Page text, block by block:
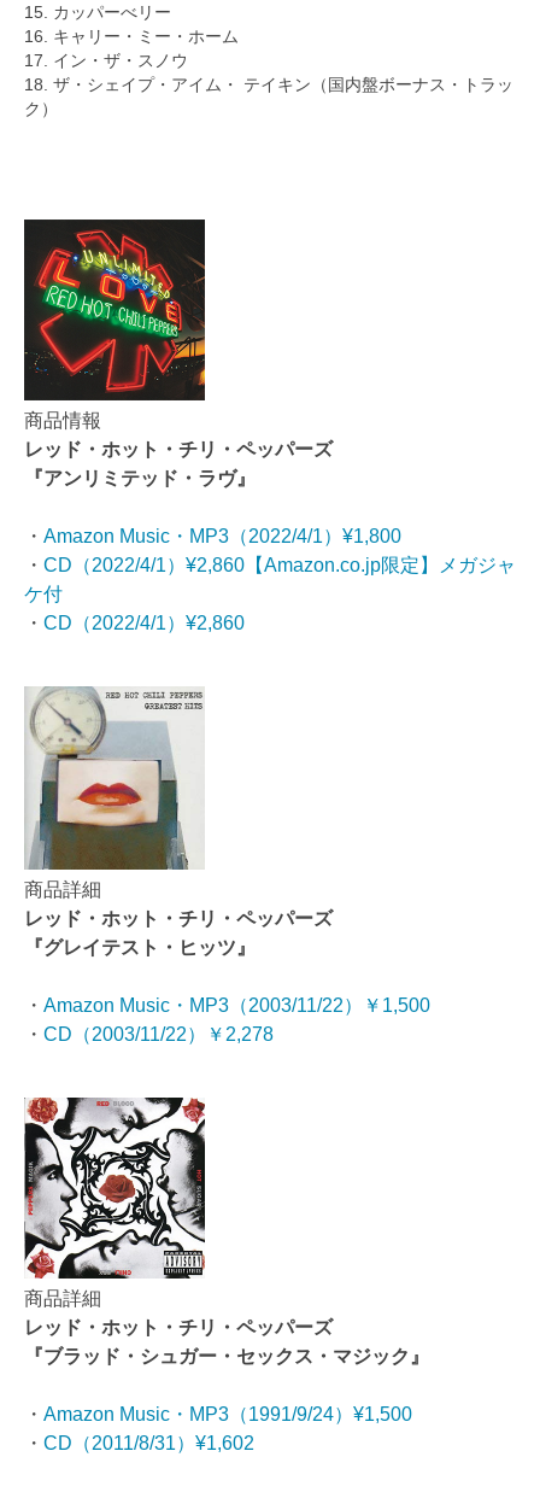
15. カッパーべリー
16. キャリー・ミー・ホーム
17. イン・ザ・スノウ
18. ザ・シェイプ・アイム・ テイキン（国内盤ボーナス・トラッ
ク）
商品情報
レッド・ホット・チリ・ペッパーズ
『アンリミテッド・ラヴ』
・ Amazon Music・MP3（2022/4/1）¥1,800
・ CD（2022/4/1）¥2,860【Amazon.co.jp限定】メガジャ
ケ付
・ CD（2022/4/1）¥2,860
商品詳細
レッド・ホット・チリ・ペッパーズ
『グレイテスト・ヒッツ』
・ Amazon Music・MP3（2003/11/22）￥1,500
・ CD（2003/11/22）￥2,278
商品詳細
レッド・ホット・チリ・ペッパーズ
『ブラッド・シュガー・セックス・マジック』
・ Amazon Music・MP3（1991/9/24）¥1,500
・ CD（2011/8/31）¥1,602